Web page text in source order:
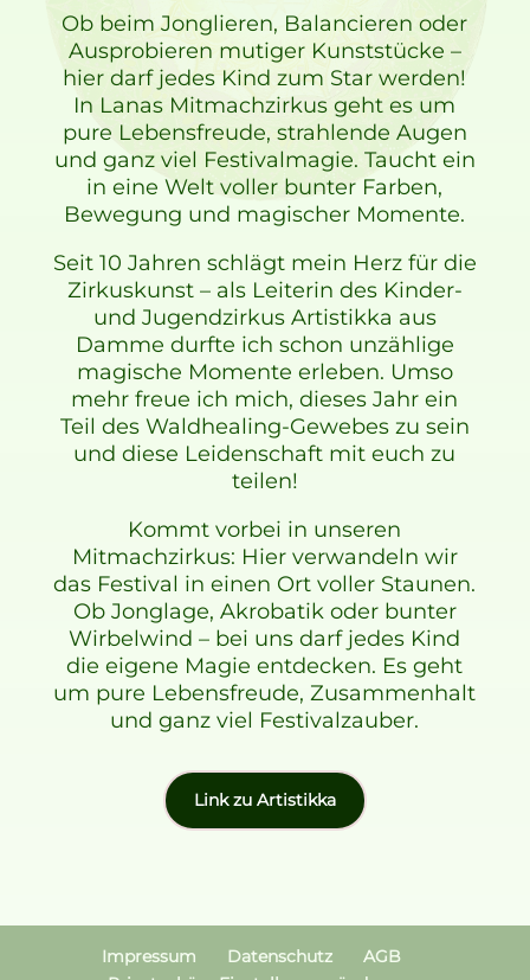
Ob beim Jonglieren, Balancieren oder
Ausprobieren mutiger Kunststücke –
hier darf jedes Kind zum Star werden!
In Lanas Mitmachzirkus geht es um
pure Lebensfreude, strahlende Augen
und ganz viel Festivalmagie. Taucht ein
in eine Welt voller bunter Farben,
Bewegung und magischer Momente.
Seit 10 Jahren schlägt mein Herz für die
Zirkuskunst – als Leiterin des Kinder-
und Jugendzirkus Artistikka aus
Damme durfte ich schon unzählige
magische Momente erleben. Umso
mehr freue ich mich, dieses Jahr ein
Teil des Waldhealing-Gewebes zu sein
und diese Leidenschaft mit euch zu
teilen!
Kommt vorbei in unseren
Mitmachzirkus: Hier verwandeln wir
das Festival in einen Ort voller Staunen.
Ob Jonglage, Akrobatik oder bunter
Wirbelwind – bei uns darf jedes Kind
die eigene Magie entdecken. Es geht
um pure Lebensfreude, Zusammenhalt
und ganz viel Festivalzauber.
Link zu Artistikka
Impressum Datenschutz
AGB